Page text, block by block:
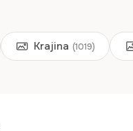
Krajina (1019)